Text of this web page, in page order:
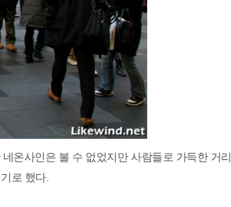
온사인은 볼 수 없었지만 사람들로 가득한 거리
로 했다.